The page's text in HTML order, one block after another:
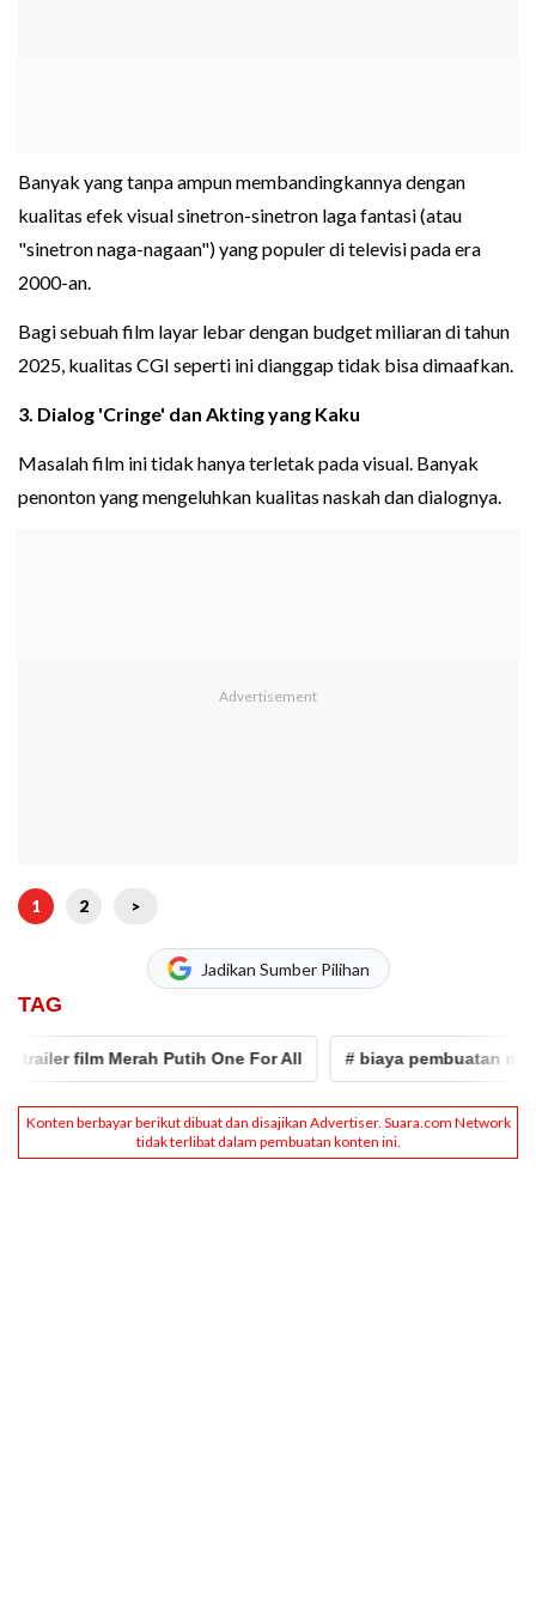
Banyak yang tanpa ampun membandingkannya dengan
kualitas efek visual sinetron-sinetron laga fantasi (atau
"sinetron naga-nagaan") yang populer di televisi pada era
2000-an.
Bagi sebuah film layar lebar dengan budget miliaran di tahun
2025, kualitas CGI seperti ini dianggap tidak bisa dimaafkan.
3. Dialog 'Cringe' dan Akting yang Kaku
Masalah film ini tidak hanya terletak pada visual. Banyak
penonton yang mengeluhkan kualitas naskah dan dialognya.
1 2 >
Jadikan Sumber Pilihan
TAG
film Merah Putih One For All # biaya pembuatan merah